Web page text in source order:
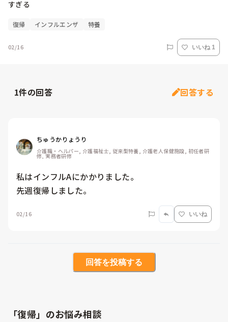
復帰 インフルエンザ 特養
02/16 いいね 1
1件の回答 回答する
ちゅうかりょうり
介護職・ヘルパー, 介護福祉士, 従来型特養, 介護老人保健施設, 初任者研
修, 実務者研修
私はインフルAにかかりました。
先週復帰しました。
02/16 いいね
回答を投稿する
「復帰」のお悩み相談